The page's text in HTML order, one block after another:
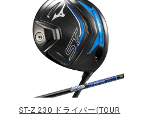
直営店一覧
取扱店一覧
ST-Z 230 ドライバー(TOUR